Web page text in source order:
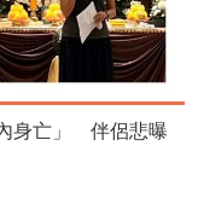
身亡」 伴侶悲曝